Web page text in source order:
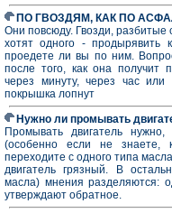
ПО ГВОЗДЯМ, КАК ПО
Они повсюду. Гвозди, разбитые
хотят одного -
проедете ли вы по ним.
после того, как она получит
через минуту, через час
покрышка лопнут
Нужно ли промывать
Промывать двигатель
(особенно если не знаете,
переходите с одного типа
двигатель грязный. В
масла) мнения разделяются:
утверждают обратное.